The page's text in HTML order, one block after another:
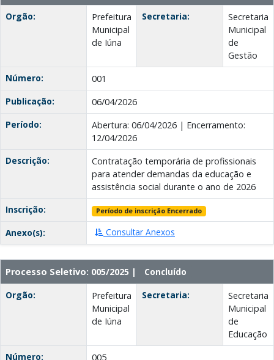
Orgão:
Prefeitura
Municipal
de Iúna
Secretaria:
Secretaria
Municipal
de
Gestão
Número:
001
Publicação:
06/04/2026
Período:
Abertura: 06/04/2026 | Encerramento:
12/04/2026
Descrição:
Contratação temporária de profissionais
para atender demandas da educação e
assistência social durante o ano de 2026
Inscrição:
Período de inscrição Encerrado
Anexo(s): Consultar Anexos
Processo Seletivo: 005/2025 | Concluído
Orgão:
Prefeitura
Municipal
de Iúna
Secretaria:
Secretaria
Municipal
de
Educação
Número:
005